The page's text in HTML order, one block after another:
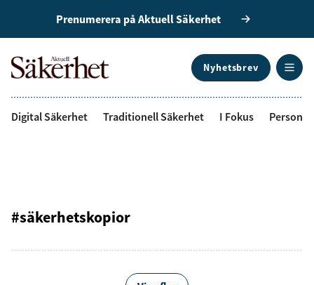
Prenumerera på Aktuell Säkerhet
Nyhetsbrev
Digital Säkerhet Traditionell Säkerhet I Fokus
#säkerhetskopior